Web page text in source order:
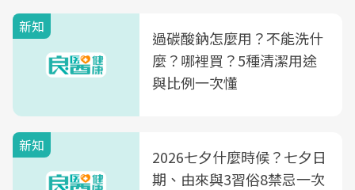
新知
過碳酸鈉怎麼用？不能洗什
麼？哪裡買？5種清潔用途
與比例一次懂
新知
2026七夕什麼時候？七夕日
期、由來與3習俗8禁忌一次